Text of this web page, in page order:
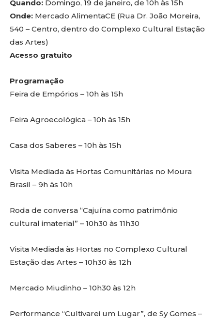
Quando: Domingo, 19 de janeiro, de 10h às 15h
Onde: Mercado AlimentaCE (Rua Dr. João Moreira,
540 – Centro, dentro do Complexo Cultural Estação
das Artes)
Acesso gratuito
Programação
Feira de Empórios – 10h às 15h
Feira Agroecológica – 10h às 15h
Casa dos Saberes – 10h às 15h
Visita Mediada às Hortas Comunitárias no Moura
Brasil – 9h às 10h
Roda de conversa “Cajuína como patrimônio
cultural imaterial” – 10h30 às 11h30
Visita Mediada às Hortas no Complexo Cultural
Estação das Artes – 10h30 às 12h
Mercado Miudinho – 10h30 às 12h
Performance “Cultivarei um Lugar”, de Sy Gomes –